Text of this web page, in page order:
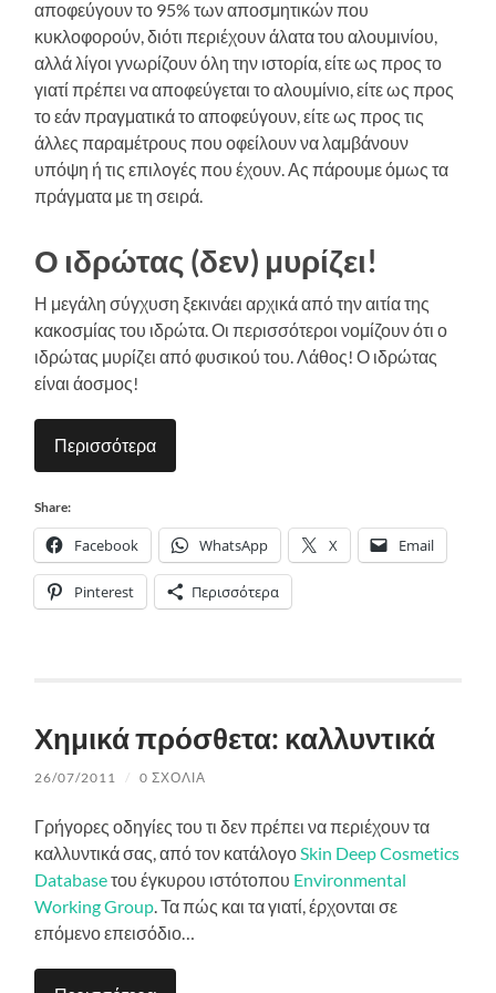
αποφεύγουν το 95% των αποσμητικών που
κυκλοφορούν, διότι περιέχουν άλατα του αλουμινίου,
αλλά λίγοι γνωρίζουν όλη την ιστορία, είτε ως προς το
γιατί πρέπει να αποφεύγεται το αλουμίνιο, είτε ως προς
το εάν πραγματικά το αποφεύγουν, είτε ως προς τις
άλλες παραμέτρους που οφείλουν να λαμβάνουν
υπόψη ή τις επιλογές που έχουν. Ας πάρουμε όμως τα
πράγματα με τη σειρά.
Ο ιδρώτας (δεν) μυρίζει!
Η μεγάλη σύγχυση ξεκινάει αρχικά από την αιτία της
κακοσμίας του ιδρώτα. Οι περισσότεροι νομίζουν ότι ο
ιδρώτας μυρίζει από φυσικού του. Λάθος! Ο ιδρώτας
είναι άοσμος!
Περισσότερα
Share:
Facebook WhatsApp X Email
Pinterest Περισσότερα
Χημικά πρόσθετα: καλλυντικά
26/07/2011 / 0 ΣΧΌΛΙΑ
Γρήγορες οδηγίες του τι δεν πρέπει να περιέχουν τα
καλλυντικά σας, από τον κατάλογοSkin Deep Cosmetics
Databaseτου έγκυρου ιστότοπου Environmental
Working Group. Τα πώς και τα γιατί, έρχονται σε
επόμενο επεισόδιο…